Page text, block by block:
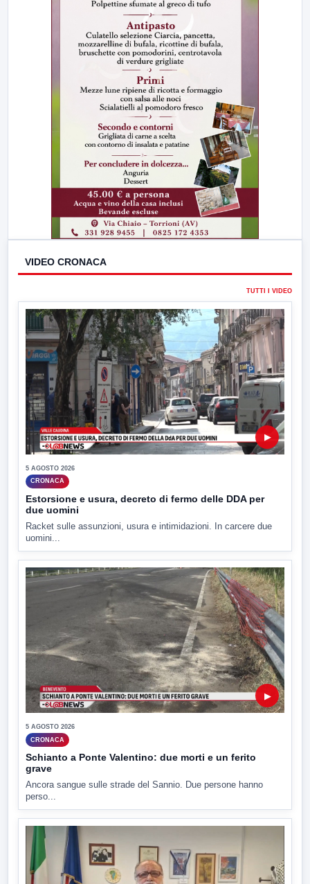
VIDEO CRONACA
TUTTI I VIDEO
▶
5 AGOSTO 2026
CRONACA
Estorsione e usura, decreto di fermo delle DDA per
due uomini
Racket sulle assunzioni, usura e intimidazioni. In carcere due
uomini...
▶
5 AGOSTO 2026
CRONACA
Schianto a Ponte Valentino: due morti e un ferito
grave
Ancora sangue sulle strade del Sannio. Due persone hanno
perso...